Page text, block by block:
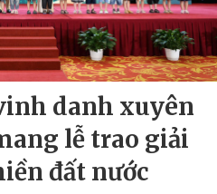
danh xuyên
lễ trao giải
đất nước